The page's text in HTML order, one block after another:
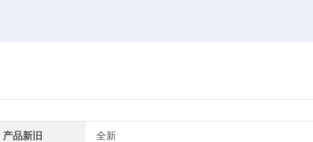
产品新旧 全新